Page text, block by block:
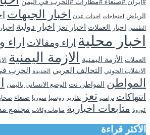
#ايران #صنعاء #مطارات #الحرب في اليمن
الرياض
احتجاجات احداث عدن اخبار الجبهات
الطقس
اخبار العملات اخبار تعز اخبار دولية
اخبار محلية اراء ومقالات اراء
العملات الأزمة اليمنية الازمة اليمنية
الانقلاب الحوثي التحالف العربي الحديدة الحرب
المواطن المواطن نت الوضع الانساني باليمن
انتهاكات ترامب تعز تقارير روسيا سوريا صنعاء
كورونا متابعات اخبارية متابعات وكالات مجتمع
الأكثر قراءة